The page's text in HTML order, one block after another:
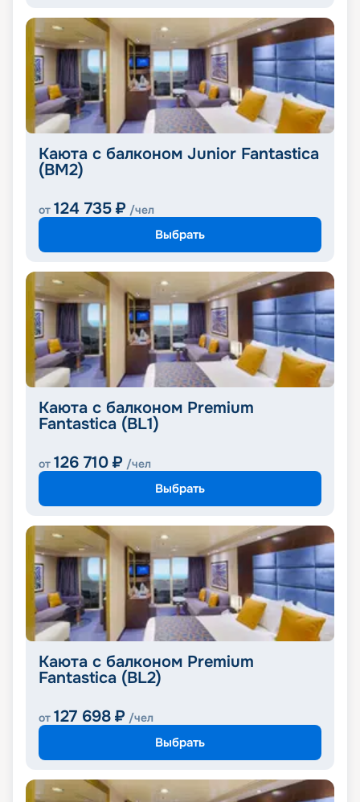
Каюта с балконом Junior Fantastica
(BM2)
от 124 735 ₽ /чел
Выбрать
Каюта с балконом Premium
Fantastica (BL1)
от 126 710 ₽ /чел
Выбрать
Каюта с балконом Premium
Fantastica (BL2)
от 127 698 ₽ /чел
Выбрать